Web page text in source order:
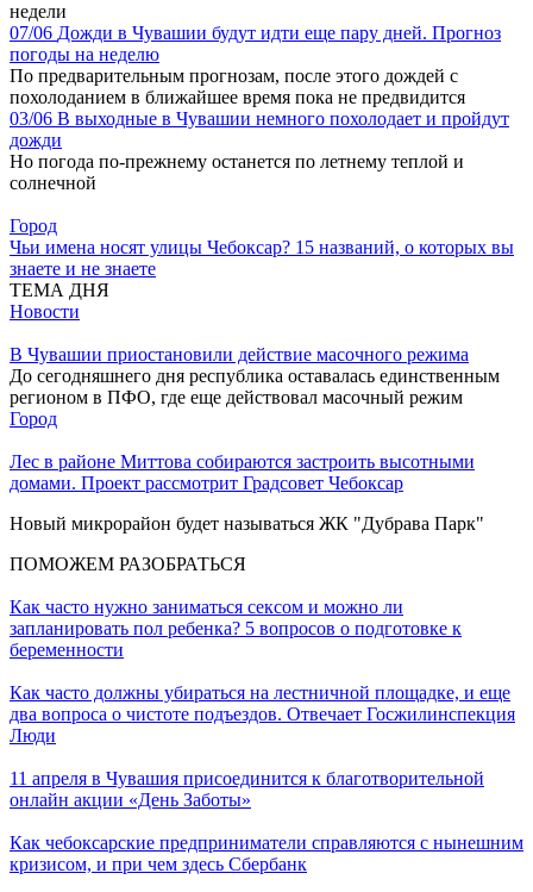
недели
07/06 Дожди в Чувашии будут идти еще пару дней. Прогноз
погоды на неделю
По предварительным прогнозам, после этого дождей с
похолоданием в ближайшее время пока не предвидится
03/06 В выходные в Чувашии немного похолодает и пройдут
дожди
Но погода по-прежнему останется по летнему теплой и
солнечной
Город
Чьи имена носят улицы Чебоксар? 15 названий, о которых вы
знаете и не знаете
ТЕМА ДНЯ
Новости
В Чувашии приостановили действие масочного режима
До сегодняшнего дня республика оставалась единственным
регионом в ПФО, где еще действовал масочный режим
Город
Лес в районе Миттова собираются застроить высотными
домами. Проект рассмотрит Градсовет Чебоксар
Новый микрорайон будет называться ЖК "Дубрава Парк"
ПОМОЖЕМ РАЗОБРАТЬСЯ
Как часто нужно заниматься сексом и можно ли
запланировать пол ребенка? 5 вопросов о подготовке к
беременности
Как часто должны убираться на лестничной площадке, и еще
два вопроса о чистоте подъездов. Отвечает Госжилинспекция
Люди
11 апреля в Чувашия присоединится к благотворительной
онлайн акции «День Заботы»
Как чебоксарские предприниматели справляются с нынешним
кризисом, и при чем здесь Сбербанк